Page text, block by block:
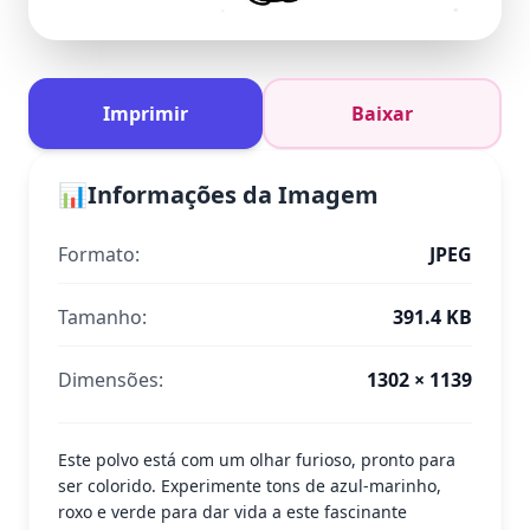
Imprimir Baixar
📊Informações da Imagem
Formato: JPEG
Tamanho: 391.4 KB
Dimensões: 1302 × 1139
Este polvo está com um olhar furioso, pronto para
ser colorido. Experimente tons de azul-marinho,
roxo e verde para dar vida a este fascinante